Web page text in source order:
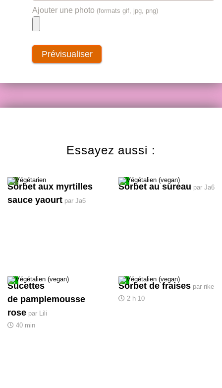
Ajouter une photo (formats gif, jpg, png)
Essayez aussi :
Sorbet aux myrtilles
sauce yaourt par Ja6
Sorbet au sureau par Ja6
Sucettes
de pamplemousse
rose par Lili
40 min
Sorbet de fraises par rike
2 h 10